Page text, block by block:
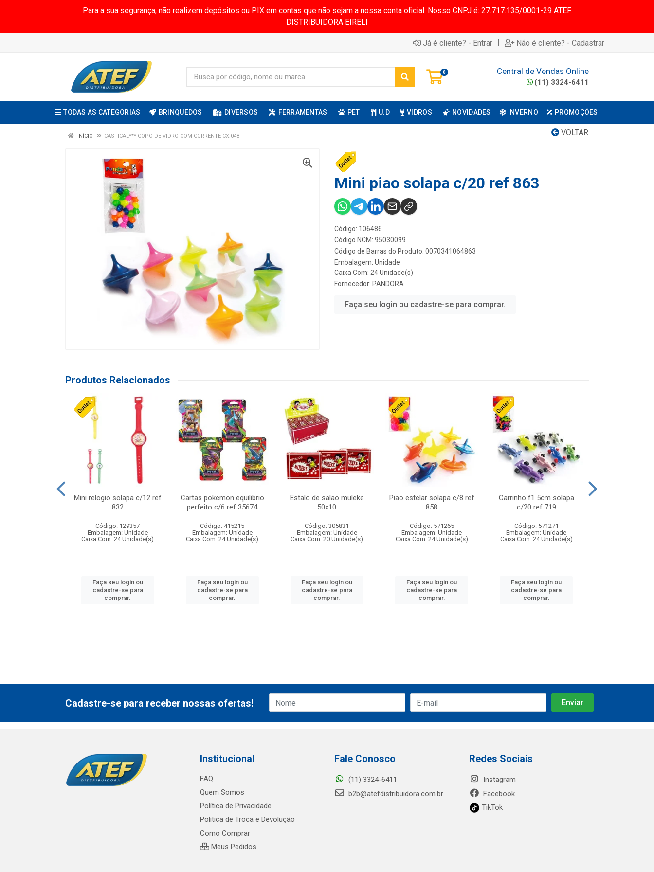
Para a sua segurança, não realizem depósitos ou PIX em contas que não sejam a nossa conta oficial. Nosso CNPJ é: 27.717.135/0001-29 ATEF
DISTRIBUIDORA EIRELI
Já é cliente? - Entrar | Não é cliente? - Cadastrar
0 Central de Vendas Online
(11) 3324-6411
TODAS AS CATEGORIAS BRINQUEDOS DIVERSOS FERRAMENTAS PET U.D VIDROS NOVIDADES INVERNO PROMOÇÕES
VOLTAR
INÍCIO CASTICAL*** COPO DE VIDRO COM CORRENTE CX:048
Mini piao solapa c/20 ref 863
Código: 106486
Código NCM: 95030099
Código de Barras do Produto: 0070341064863
Embalagem: Unidade
Caixa Com: 24 Unidade(s)
Fornecedor: PANDORA
Faça seu login ou cadastre-se para comprar.
Produtos Relacionados
Mini relogio solapa c/12 ref
832
Código: 129357
Embalagem: Unidade
Caixa Com: 24 Unidade(s)
Faça seu login ou
cadastre-se para
comprar.
Cartas pokemon equilibrio
perfeito c/6 ref 35674
Código: 415215
Embalagem: Unidade
Caixa Com: 24 Unidade(s)
Faça seu login ou
cadastre-se para
comprar.
Estalo de salao muleke
50x10
Código: 305831
Embalagem: Unidade
Caixa Com: 20 Unidade(s)
Faça seu login ou
cadastre-se para
comprar.
Piao estelar solapa c/8 ref
858
Código: 571265
Embalagem: Unidade
Caixa Com: 24 Unidade(s)
Faça seu login ou
cadastre-se para
comprar.
Carrinho f1 5cm solapa
c/20 ref 719
Código: 571271
Embalagem: Unidade
Caixa Com: 24 Unidade(s)
Faça seu login ou
cadastre-se para
comprar.
Cadastre-se para receber nossas ofertas!
Institucional
FAQ
Quem Somos
Política de Privacidade
Política de Troca e Devolução
Como Comprar
Meus Pedidos
Fale Conosco
(11) 3324-6411
b2b@atefdistribuidora.com.br
Redes Sociais
Instagram
Facebook
TikTok